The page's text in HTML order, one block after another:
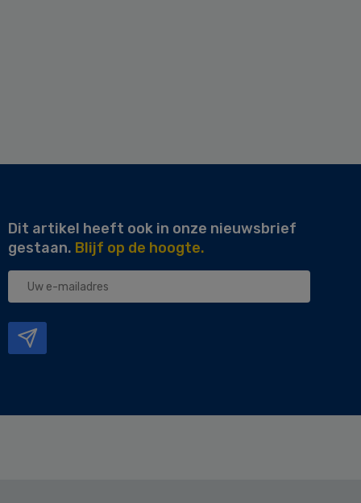
Dit artikel heeft ook in onze nieuwsbrief
gestaan. Blijf op de hoogte.
Uw